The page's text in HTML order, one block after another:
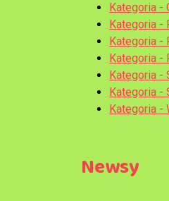
Kategoria -
Kategoria -
Kategoria -
Kategoria -
Kategoria -
Kategoria -
Kategoria -
Newsy